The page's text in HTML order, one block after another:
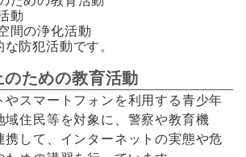
動
の浄化活動
防犯活動です。
ための教育活動
スマートフォンを利用する青少年
域住民等を対象に、警察や教育機
携して、インターネットの実態や危